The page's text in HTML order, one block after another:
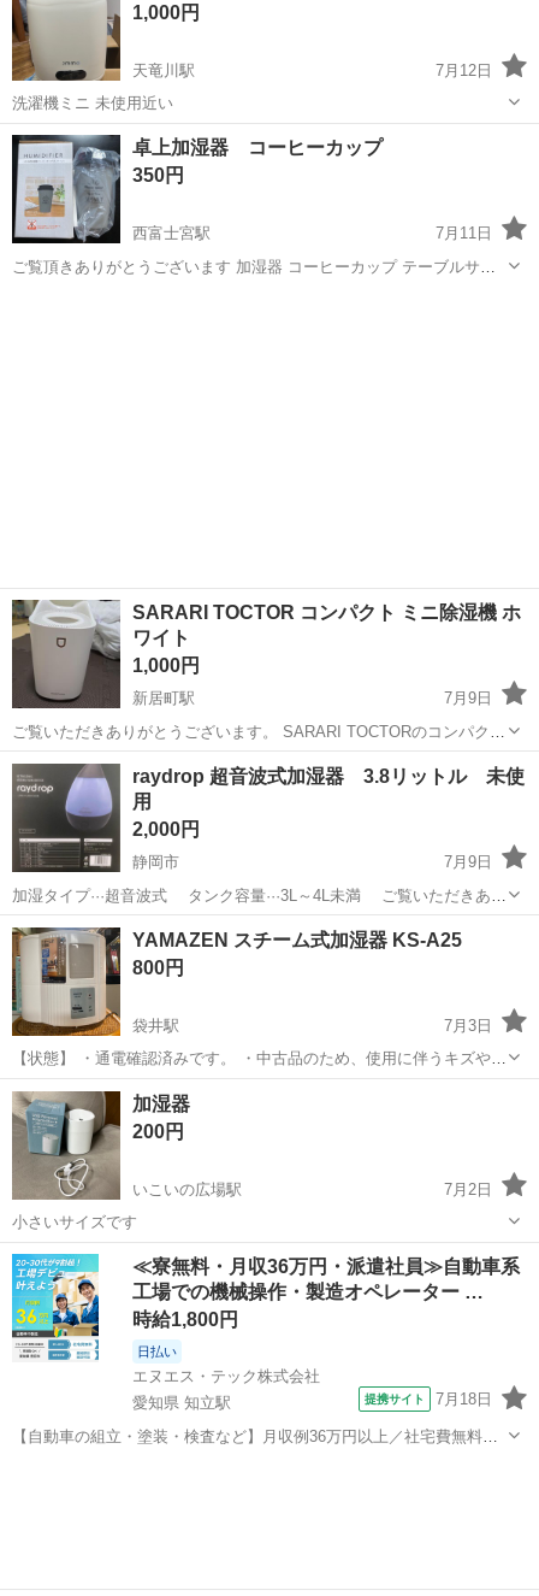
ち込めます！ ※詳細はこ...
1,000円
天竜川駅
7月12日
洗濯機ミニ 未使用近い
静岡 浜松市 天竜川駅 季節、空調家電
卓上加湿器 コーヒーカップ
350円
西富士宮駅
7月11日
ご覧頂きありがとうございます 加湿器 コーヒーカップ テーブルサイ
​SARARI TOCTOR コンパクト ミニ除湿機 ホ
ワイト
1,000円
新居町駅
7月9日
ご覧いただきありがとうございます。 SARARI TOCTORのコンパクト
靴乾燥機（ミニ除湿・消臭機）です。 シンプルなホワイトのデザイン
で、玄関やクローゼットに置いてもインテリアになじみます。 靴の湿
気やニオイが気になる...
静岡 湖西市 新居町駅 季節、空調家電
raydrop 超音波式加湿器 3.8リットル 未使
用
2,000円
静岡市
7月9日
加湿タイプ···超音波式 タンク容量···3L～4L未満 ご覧いただきあり
がとうございます。 譲り受けたものですが使用しないので出品しま
す。 中身を確認するため箱を開封しましたが未使用になります。仮の
保証書も入っており...
静岡 静岡市 タンク
YAMAZEN スチーム式加湿器 KS-A25
800円
袋井駅
7月3日
【状態】 ・通電確認済みです。 ・中古品のため、使用に伴うキズや汚
れが有ります。 中古品にご理解のある方のみお願いいたします。 ノー
クレーム・ノーリターンでお願いいたします。
静岡 袋井市 袋井駅
加湿器
200円
いこいの広場駅
7月2日
小さいサイズです
静岡 掛川市 いこいの広場駅 季節、空調家電
≪寮無料・月収36万円・派遣社員≫自動車系
工場での機械操作・製造オペレーター …
時給1,800円
日払い
エヌエス・テック株式会社
愛知県 知立駅
提携サイト 7月18日
【自動車の組立・塗装・検査など】月収例36万円以上／社宅費無料／